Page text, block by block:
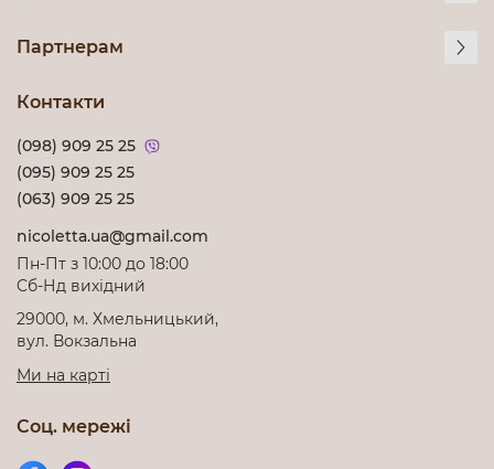
Партнерам
Контакти
(098) 909 25 25
(095) 909 25 25
(063) 909 25 25
nicoletta.ua@gmail.com
Пн-Пт з 10:00 до 18:00
Cб-Нд вихідний
29000, м. Хмельницький,
вул. Вокзальна
Ми на карті
Соц. мережі